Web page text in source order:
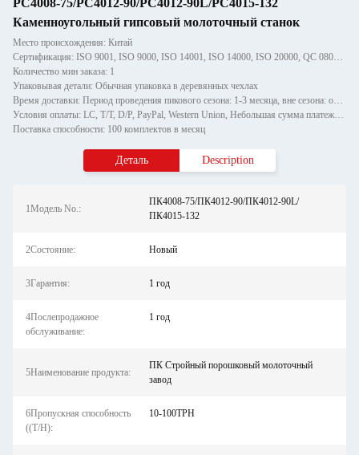
PC4008-75/PC4012-90/PC4012-90L/PC4015-132
Каменноугольный гипсовый молоточный станок
Место происхождения: Китай
Сертификация: ISO 9001, ISO 9000, ISO 14001, ISO 14000, ISO 20000, QC 080000
Количество мин заказа: 1
Упаковывая детали: Обычная упаковка в деревянных чехлах
Время доставки: Период проведения пикового сезона: 1-3 месяца, вне сезона: один месяц
Условия оплаты: LC, T/T, D/P, PayPal, Western Union, Небольшая сумма платежа, Money Gram
Поставка способности: 100 комплектов в месяц
Деталь Description
1Модель No.:
ПК4008-75/ПК4012-90/ПК4012-90L/
ПК4015-132
2Состояние: Новый
3Гарантия: 1 год
4Послепродажное
обслуживание:
1 год
5Наименование продукта:
ПК Стройный порошковый молоточный
завод
6Пропускная способность
((T/H):
10-100TPH